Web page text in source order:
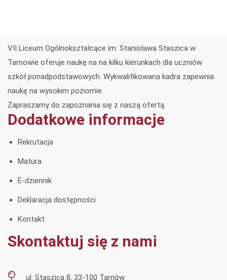
VII Liceum Ogólnokształcące im. Stanisława Staszica w
Tarnowie oferuje naukę na na kilku kierunkach dla uczniów
szkół ponadpodstawowych. Wykwalifikowana kadra zapewnia
naukę na wysokim poziomie.
Zapraszamy do zapoznania się z naszą ofertą.
Dodatkowe informacje
Rekrutacja
Matura
E-dziennik
Deklaracja dostępności
Kontakt
Skontaktuj się z nami
ul. Staszica 8, 33-100 Tarnów